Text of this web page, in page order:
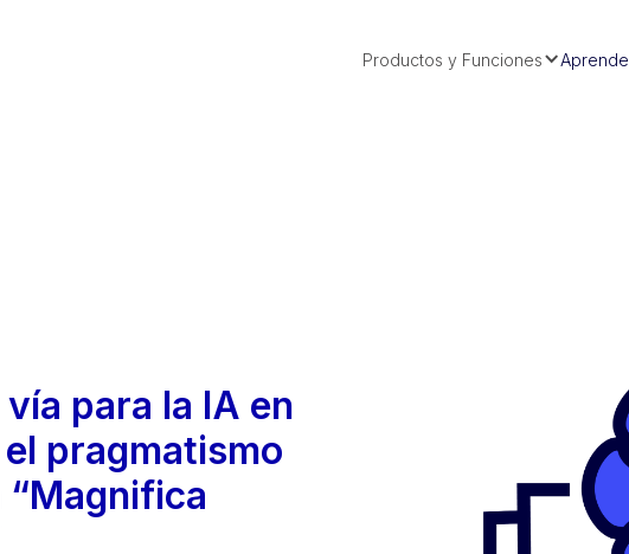
Productos y Funciones Aprende
para la IA en
pragmatismo